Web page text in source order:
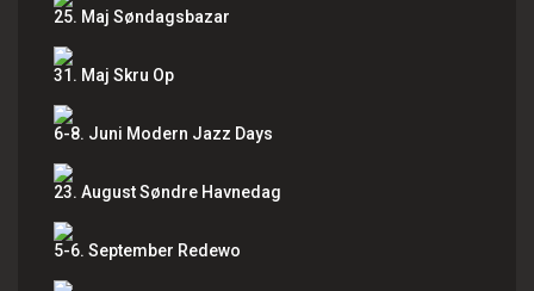
25. Maj Søndagsbazar
31. Maj Skru Op
6-8. Juni Modern Jazz Days
23. August Søndre Havnedag
5-6. September Redewo